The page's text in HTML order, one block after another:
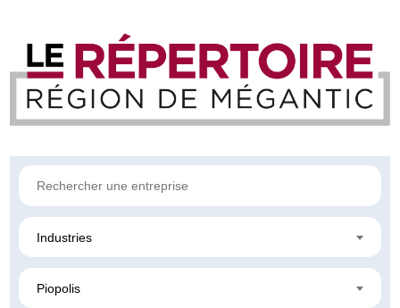
Industries
Piopolis